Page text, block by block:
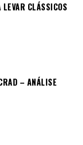
CLÁSSICOS
– ANÁLISE